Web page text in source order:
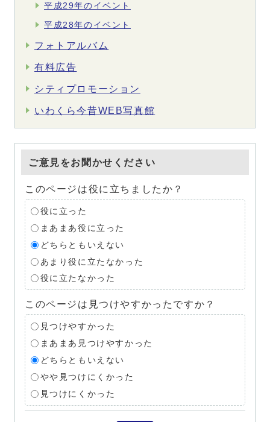
平成29年のイベント
平成28年のイベント
フォトアルバム
有料広告
シティプロモーション
いわくら今昔WEB写真館
ご意見をお聞かせください
このページは役に立ちましたか？
役に立った
まあまあ役に立った
どちらともいえない
あまり役に立たなかった
役に立たなかった
このページは見つけやすかったですか？
見つけやすかった
まあまあ見つけやすかった
どちらともいえない
やや見つけにくかった
見つけにくかった